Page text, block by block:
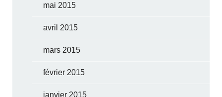
mai 2015
avril 2015
mars 2015
février 2015
janvier 2015